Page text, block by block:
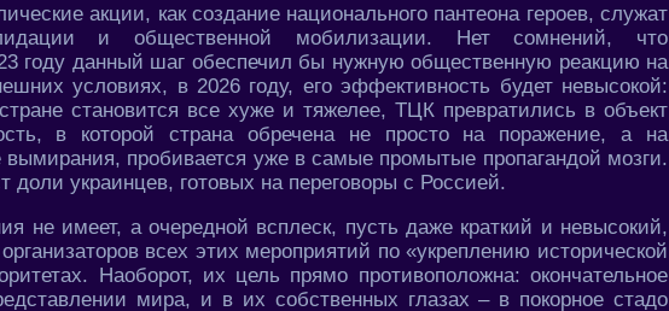
акции, как создание национального пантеона героев, служат
и общественной мобилизации. Нет сомнений, что
году данный шаг обеспечил бы нужную общественную реакцию на
условиях, в 2026 году, его эффективность будет невысокой:
становится все хуже и тяжелее, ТЦК превратились в объект
в которой страна обречена не просто на поражение, а на
пробивается уже в самые промытые пропагандой мозги.
доли украинцев, готовых на переговоры с Россией.
не имеет, а очередной всплеск, пусть даже краткий и невысокий,
всех этих мероприятий по «укреплению исторической
Наоборот, их цель прямо противоположна: окончательное
мира, и в их собственных глазах – в покорное стадо